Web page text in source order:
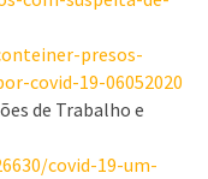
presos-
covid-19-06052020
de Trabalho e
covid-19-um-